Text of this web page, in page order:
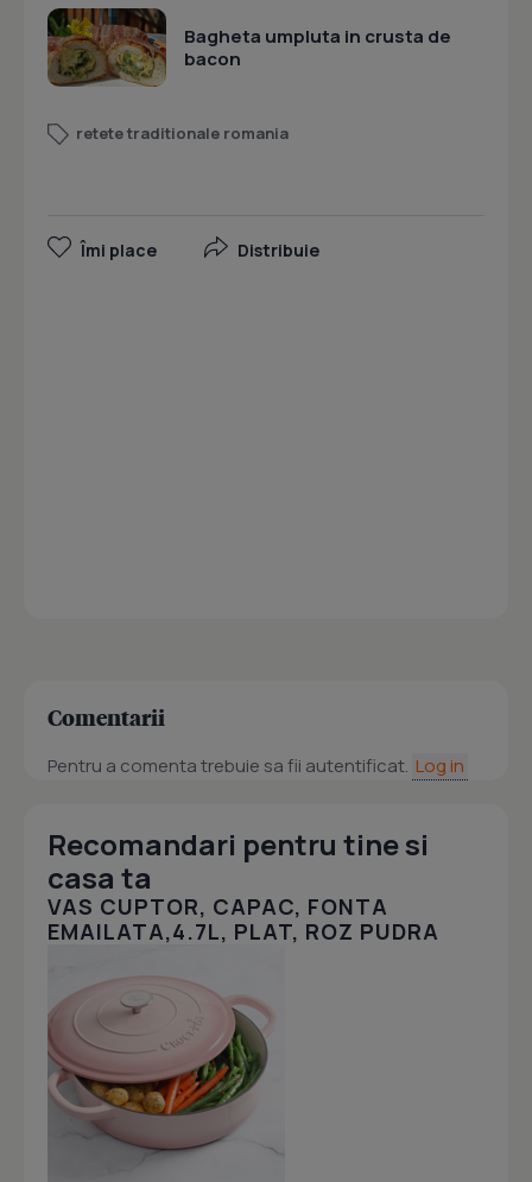
Bagheta umpluta in crusta de
bacon
retete traditionale romania
Îmi place Distribuie
Comentarii
Pentru a comenta trebuie sa fii autentificat. Log in
Recomandari pentru tine si
casa ta
VAS CUPTOR, CAPAC, FONTA
EMAILATA,4.7L, PLAT, ROZ PUDRA